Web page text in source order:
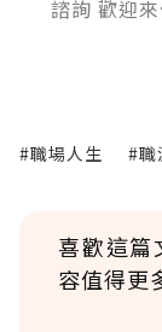
諮詢 歡迎
#職場人生 #職
喜歡這篇
容值得更